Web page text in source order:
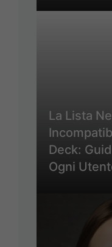
La Lista
Deck:
Ogni